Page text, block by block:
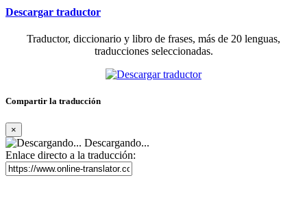
Descargar traductor
Traductor, diccionario y libro de frases, más de 20 lenguas,
traducciones seleccionadas.
Compartir la traducción
×
Descargando...
Enlace directo a la traducción: